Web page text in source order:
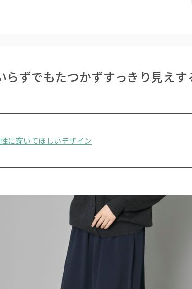
らずでもたつかずすっきり見えす
に穿いてほしいデザイン